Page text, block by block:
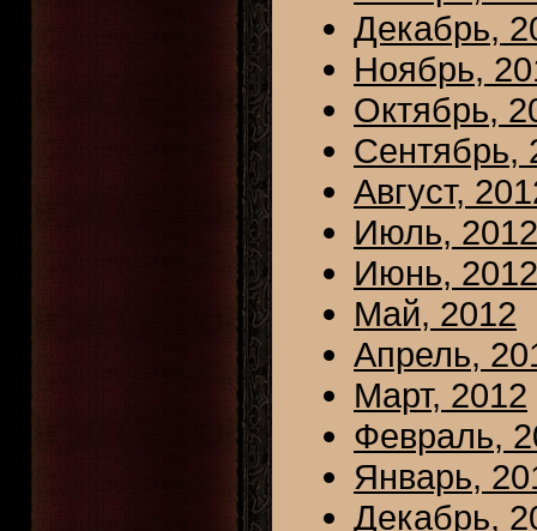
Декабрь,
Ноябрь,
Октябрь,
Сентябрь,
Август,
Июль, 2012
Июнь, 2012
Май, 2012
Апрель,
Март, 2012
Февраль,
Январь,
Декабрь,